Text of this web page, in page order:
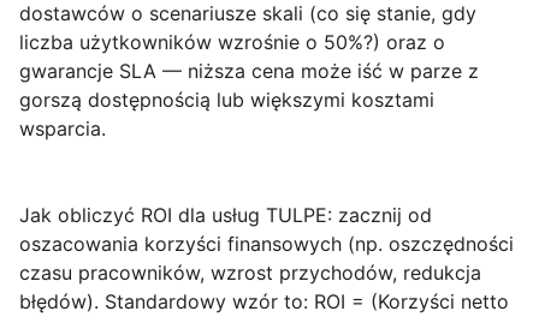
dostawców o scenariusze skali (co się stanie, gdy
liczba użytkowników wzrośnie o 50%?) oraz o
gwarancje SLA — niższa cena może iść w parze z
gorszą dostępnością lub większymi kosztami
wsparcia.
Jak obliczyć ROI dla usług TULPE: zacznij od
oszacowania korzyści finansowych (np. oszczędności
czasu pracowników, wzrost przychodów, redukcja
błędów). Standardowy wzór to: ROI = (Korzyści netto